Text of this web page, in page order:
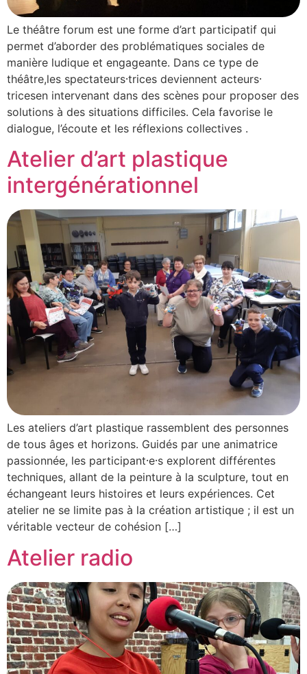
Le théâtre forum est une forme d’art participatif qui
permet d’aborder des problématiques sociales de
manière ludique et engageante. Dans ce type de
théâtre,les spectateurs⸱trices deviennent acteurs⸱
tricesen intervenant dans des scènes pour proposer des
solutions à des situations difficiles. Cela favorise le
dialogue, l’écoute et les réflexions collectives .
Atelier d’art plastique
intergénérationnel
Les ateliers d’art plastique rassemblent des personnes
de tous âges et horizons. Guidés par une animatrice
passionnée, les participant⸱e⸱s explorent différentes
techniques, allant de la peinture à la sculpture, tout en
échangeant leurs histoires et leurs expériences. Cet
atelier ne se limite pas à la création artistique ; il est un
véritable vecteur de cohésion […]
Atelier radio